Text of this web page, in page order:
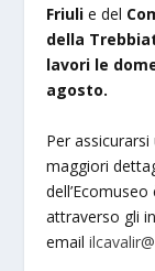
Friuli e del
della
lavori le
agosto.
Per
maggiori
attraverso gli
email